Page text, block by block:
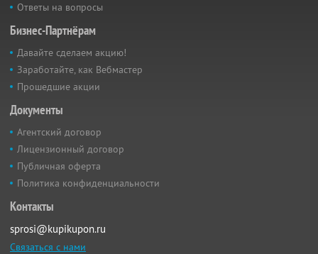
Ответы на вопросы
Бизнес-Партнёрам
Давайте сделаем акцию!
Заработайте, как Вебмастер
Прошедшие акции
Документы
Агентский договор
Лицензионный договор
Публичная оферта
Политика конфиденциальности
Контакты
sprosi@kupikupon.ru
Связаться с нами